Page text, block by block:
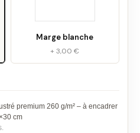
Marge blanche
+ 3,00 €
premium 260 g/m² – à encadrer
cm